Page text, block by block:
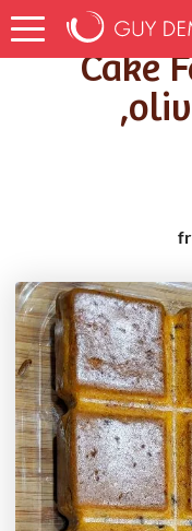
Accueil Recettes
Cake